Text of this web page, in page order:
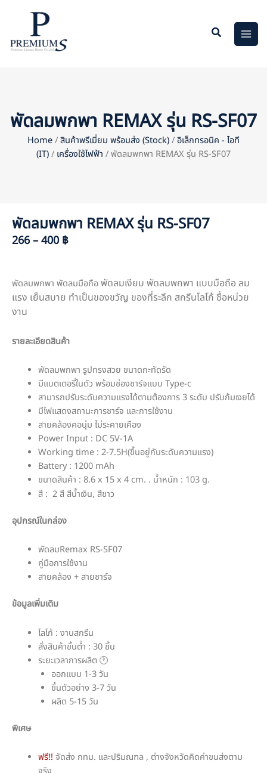
พัดลมพกพา REMAX รุ่น RS-SF07
Home/สินค้าพรีเมี่ยม พร้อมส่ง (Stock)/อิเล็กทรอนิค - ไอที
(IT)/ เครื่องใช้ไฟฟ้า / พัดลมพกพา REMAX รุ่น RS-SF07
พัดลมพกพา REMAX รุ่น RS-SF07
266 – 400 ฿
พัดลมพกพา พัดลมมือถือพัดลมเงียบ พัดลมพกพา แบบมือถือ ลม
แรง เย็นสบาย ทำเป็นของขวัญ ของที่ระลึก สกรีนโลโก้ ชื่อหน่วย
งาน
รายละเอียดสินค้า
พัดลมพกพา รูปทรงสวย ขนาดกะทัดรัด
มีแบตเตอรี่ในตัว พร้อมช่องชาร์จแบบ Type-c
สามารถปรับระดับความแรงได้ตามต้องการ 3 ระดับ ปรับก้มเงยได้
มีไฟแสดงสถานะการชาร์จ และการใช้งาน
สายคล้องคอนุ่ม ไม่ระคายเคือง
Power Input : DC 5V-1A
Working time : 2-7.5H(ขึ้นอยู่กับระดับความแรง)
Battery : 1200 mAh
ขนาดสินค้า : 8.6 x 15 x 4 cm. . น้ำหนัก : 103 g.
สี : 2 สี สีน้ำเงิน, สีขาว
อุปกรณ์ในกล่อง
พัดลมRemax RS-SF07
คู่มือการใช้งาน
สายคล้อง + สายชาร์จ
ข้อมูลเพิ่มเติม
โลโก้ : งานสกรีน
สั่งสินค้าขั้นต่ำ : 30 ชิ้น
ระยะเวลาการผลิต 🕐
ออกแบบ 1-3 วัน
ขึ้นตัวอย่าง 3-7 วัน
ผลิต 5-15 วัน
พิเศษ
ฟรี!! จัดส่ง กทม. และปริมณฑล , ต่างจังหวัดคิดค่าขนส่งตาม